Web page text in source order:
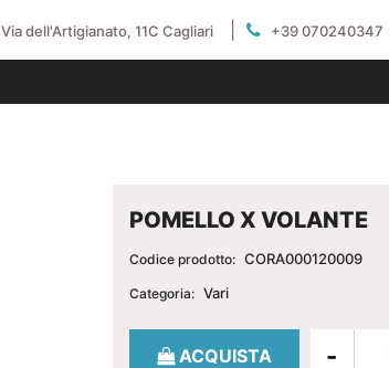
Via dell'Artigianato, 11C Cagliari +39 070240347
POMELLO X VOLANTE
Codice prodotto: CORA000120009
Categoria: Vari
Quantità
ACQUISTA